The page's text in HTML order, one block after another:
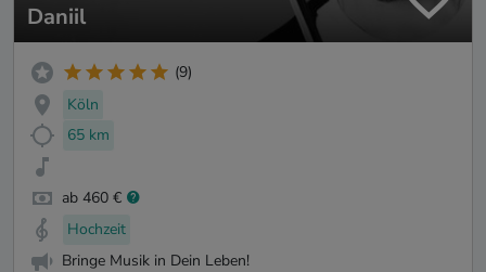
Daniil
(9)
Köln
65 km
ab 460 €
Hochzeit
Bringe Musik in Dein Leben!